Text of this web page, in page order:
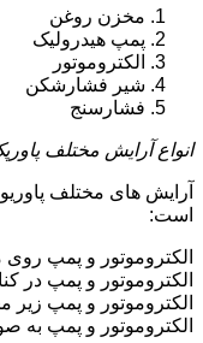
مخزن روغن
پمپ هیدرولیک
الکتروموتور
شیر فشارشکن
فشارسنج
انواع آرایش مختلف
آرایش های مختلف
است:
الکتروموتور و پمپ
الکتروموتور و پمپ در
الکتروموتور و پمپ زیر
الکتروموتور و پمپ